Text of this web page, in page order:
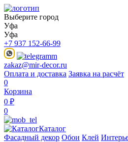
Выберите город
Уфа
Уфа
+7 937 152-66-99
zakaz@mir-decor.ru
Оплата и доставка Заявка на расчёт
0
Корзина
0 ₽
0
Каталог
Фасадный декор Обои Клей